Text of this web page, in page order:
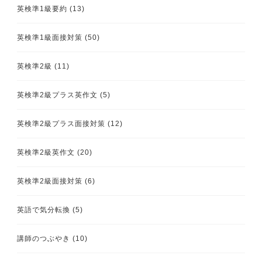
英検準1級要約 (13)
英検準1級面接対策 (50)
英検準2級 (11)
英検準2級プラス英作文 (5)
英検準2級プラス面接対策 (12)
英検準2級英作文 (20)
英検準2級面接対策 (6)
英語で気分転換 (5)
講師のつぶやき (10)